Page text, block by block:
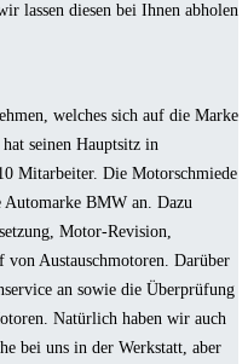
lassen diesen bei Ihnen abholen
welches sich auf die Marke
seinen Hauptsitz in
Mitarbeiter. Die Motorschmiede
BMW an. Dazu
Motor-Revision,
Austauschmotoren. Darüber
an sowie die Überprüfung
Natürlich haben wir auch
bei uns in der Werkstatt, aber